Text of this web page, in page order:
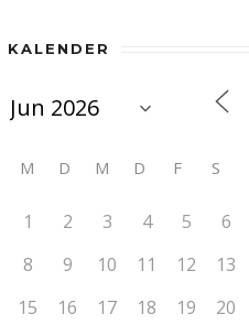
KALENDER
M D M D F S
1 2 3 4 5 6
8
9 10 11 12 13
15
16 17 18 19 20